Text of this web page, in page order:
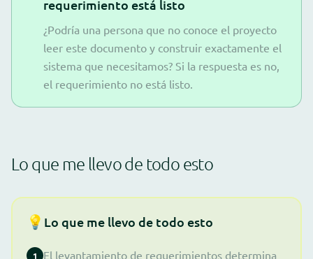
requerimiento está listo
¿Podría una persona que no conoce el proyecto
leer este documento y construir exactamente el
sistema que necesitamos? Si la respuesta es no,
el requerimiento no está listo.
Lo que me llevo de todo esto
💡 Lo que me llevo de todo esto
1
El levantamiento de requerimientos determina